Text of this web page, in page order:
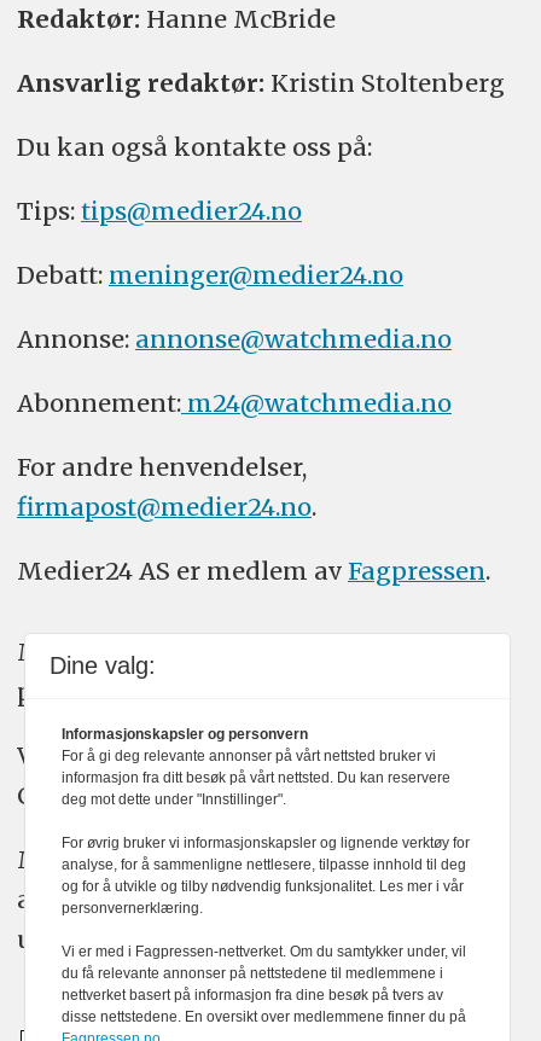
Redaktør: Hanne McBride
Ansvarlig redaktør: Kristin Stoltenberg
Du kan også kontakte oss på:
Tips: tips@medier24.no
Debatt: meninger@medier24.no
Annonse: annonse@watchmedia.no
Abonnement:m24@watchmedia.no
For andre henvendelser,
firmapost@medier24.no.
Medier24 AS er medlem av Fagpressen.
Medier24 arbeider etter Vær Varsom-
plakatens regler for god presseskikk.
Vi bruker KI-verktøy som ChatGPT,
Claude, og Gemini i journalistikken vår.
Medier24s redaksjon har alltid det fulle
ansvar for publisert innhold, med eller
uten bruk av kunstig intelligens.
Dine valg:
Informasjonskapsler og personvern
For å gi deg relevante annonser på vårt nettsted bruker vi
informasjon fra ditt besøk på vårt nettsted. Du kan reservere
deg mot dette under "Innstillinger".
For øvrig bruker vi informasjonskapsler og lignende verktøy for
analyse, for å sammenligne nettlesere, tilpasse innhold til deg
og for å utvikle og tilby nødvendig funksjonalitet. Les mer i vår
personvernerklæring.
Vi er med i Fagpressen-nettverket. Om du samtykker under, vil
du få relevante annonser på nettstedene til medlemmene i
nettverket basert på informasjon fra dine besøk på tvers av
disse nettstedene. En oversikt over medlemmene finner du på